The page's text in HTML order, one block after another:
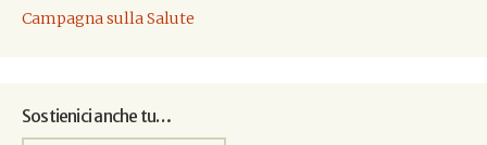
Campagna sulla Salute
Sostienici anche tu…